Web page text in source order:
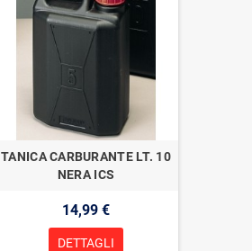
TANICA CARBURANTE LT. 10
NERA ICS
14,99 €
DETTAGLI